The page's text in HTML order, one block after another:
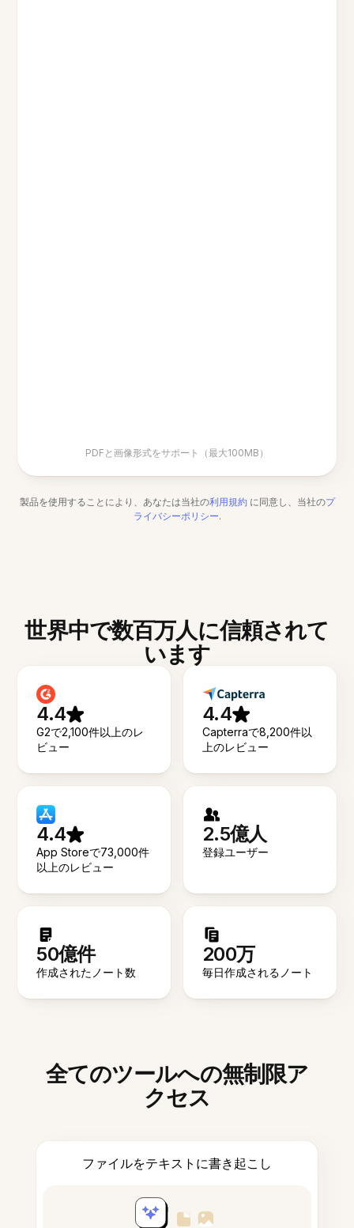
PDFと画像形式をサポート（最大100MB）
製品を使用することにより、あなたは当社の利用規約 に同意し、当社のプ
ライバシーポリシー.
世界中で数百万人に信頼されて
います
4.4
G2で2,100件以上のレ
ビュー
4.4
Capterraで8,200件以
上のレビュー
4.4
App Storeで73,000件
以上のレビュー
2.5億人
登録ユーザー
50億件
作成されたノート数
200万
毎日作成されるノート
全てのツールへの無制限ア
クセス
ファイルをテキストに書き起こし